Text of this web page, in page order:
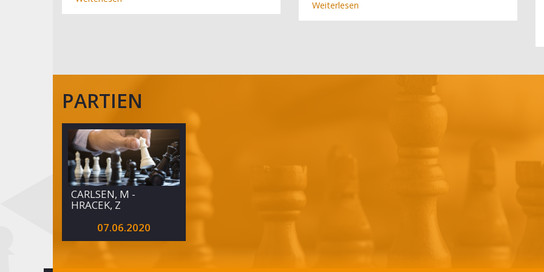
Düsseldorf
Weiterlesen
PARTIEN
CARLSEN, M -
HRACEK, Z
07.06.2020